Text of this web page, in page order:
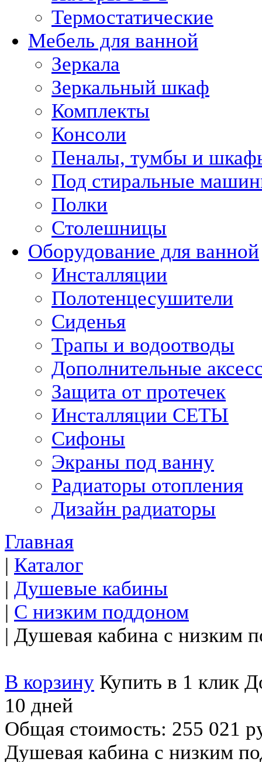
Термостатические
Мебель для ванной
Зеркала
Зеркальный шкаф
Комплекты
Консоли
Пеналы, тумбы и
Под стиральные
Полки
Столешницы
Оборудование для ванной
Инсталляции
Полотенцесушители
Сиденья
Трапы и водоотводы
Дополнительные
Защита от протечек
Инсталляции СЕТЫ
Сифоны
Экраны под ванну
Радиаторы отопления
Дизайн радиаторы
Главная
| Каталог
| Душевые кабины
| С низким поддоном
| Душевая кабина с низким
В корзину Купить в 1 клик
10 дней
Общая стоимость: 255 021
Душевая кабина с низким